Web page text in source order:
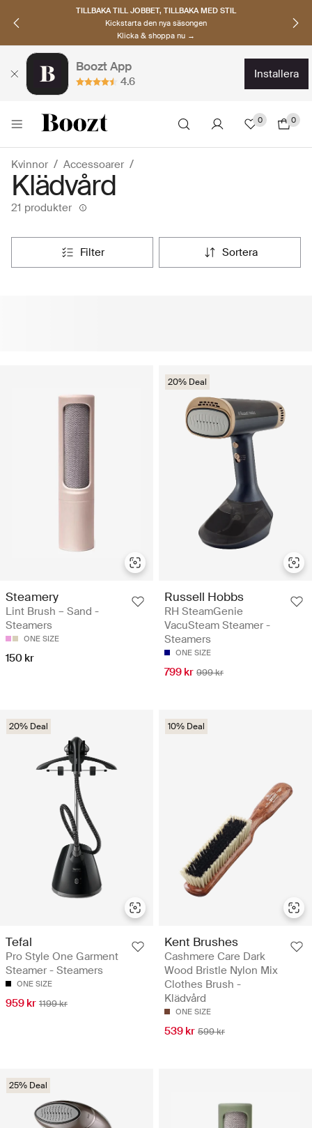
TILLBAKA TILL JOBBET, TILLBAKA MED STIL
Kickstarta den nya säsongen
Klicka & shoppa nu →
Boozt App
4.6
installera
0 0
Kvinnor Accessoarer
Klädvård
21 produkter
filter sortera
Steamery
Lint Brush – Sand -
Steamers
ONE SIZE
150 kr
20% Deal
Russell Hobbs
RH SteamGenie
VacuSteam Steamer -
Steamers
ONE SIZE
799 kr 999 kr
20% Deal
Tefal
Pro Style One Garment
Steamer - Steamers
ONE SIZE
959 kr 1199 kr
10% Deal
Kent Brushes
Cashmere Care Dark
Wood Bristle Nylon Mix
Clothes Brush -
Klädvård
ONE SIZE
539 kr 599 kr
25% Deal